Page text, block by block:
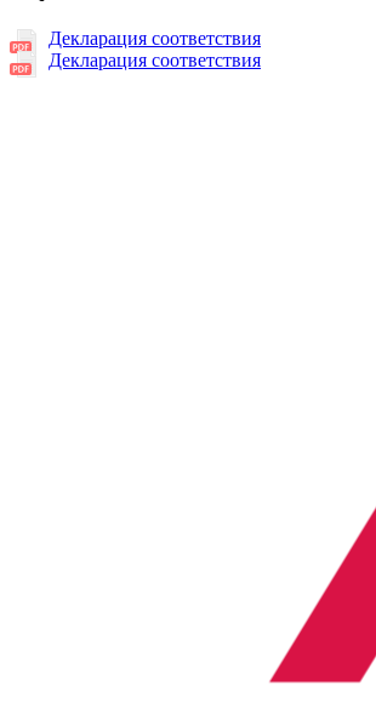
Декларация соответствия
Декларация соответствия